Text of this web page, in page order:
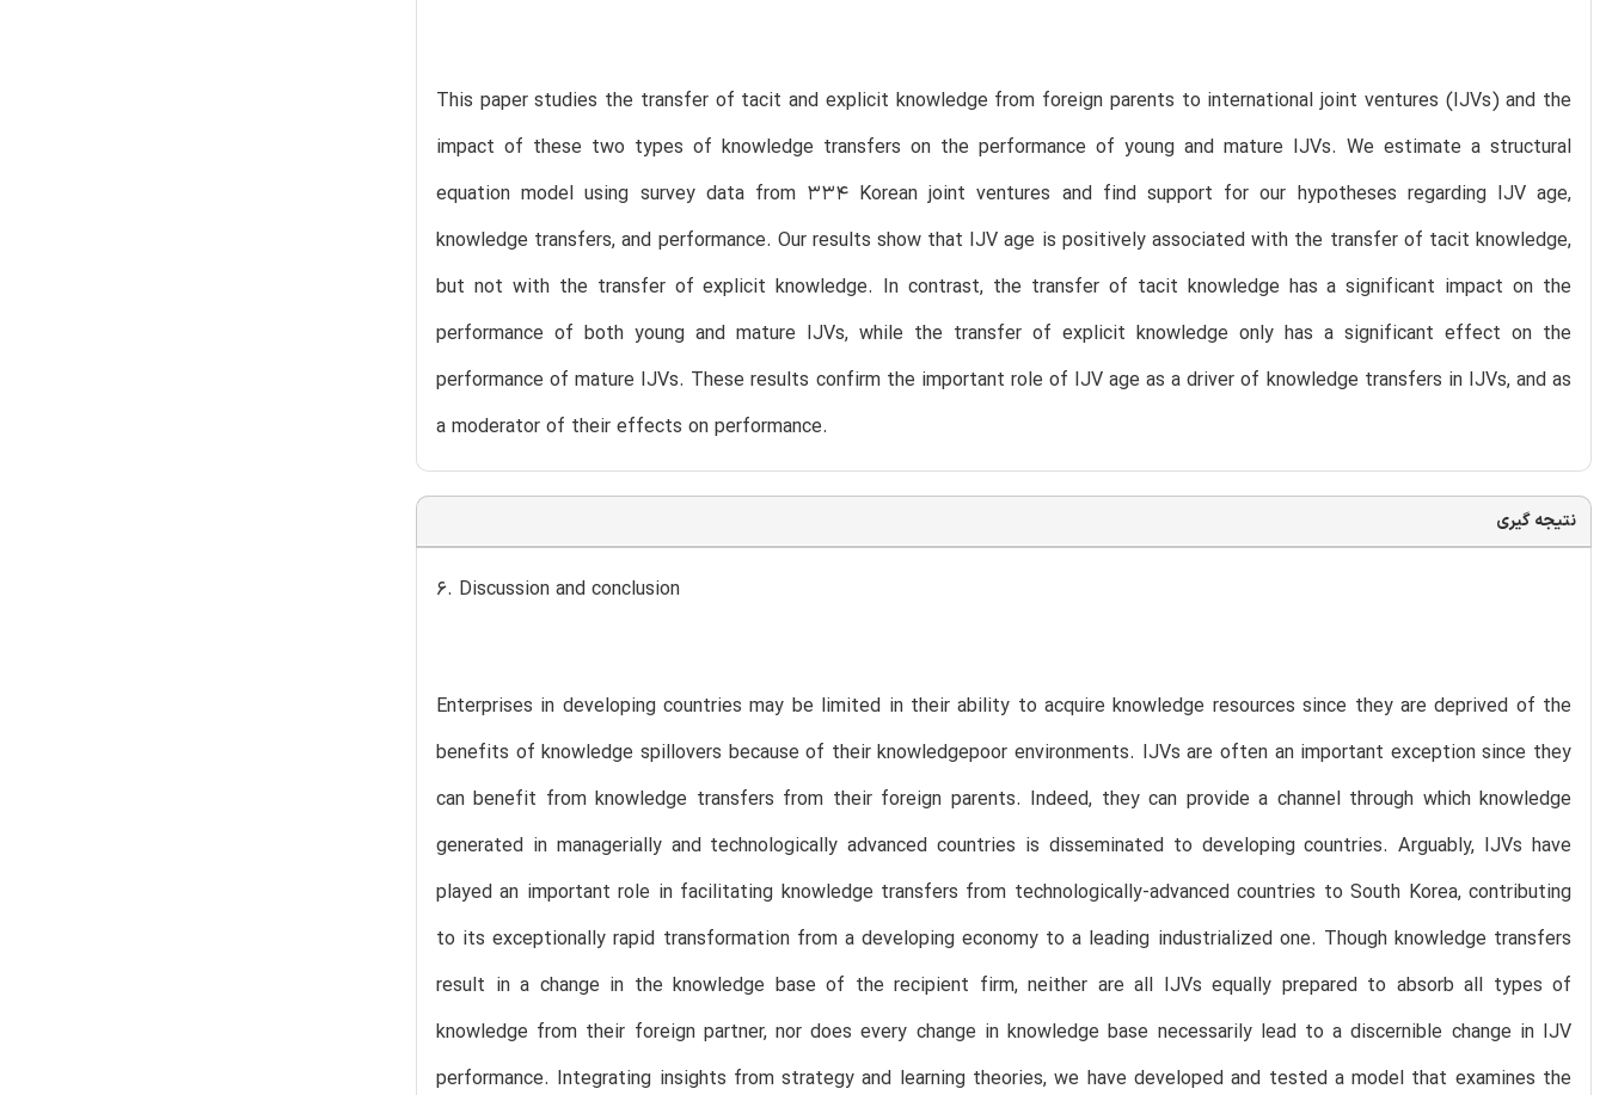
This paper studies the transfer of tacit and explicit knowledge from foreign parents to international joint ventures (IJVs) and the
impact of these two types of knowledge transfers on the performance of young and mature IJVs. We estimate a structural
equation model using survey data from 334 Korean joint ventures and find support for our hypotheses regarding IJV age,
knowledge transfers, and performance. Our results show that IJV age is positively associated with the transfer of tacit knowledge,
but not with the transfer of explicit knowledge. In contrast, the transfer of tacit knowledge has a significant impact on the
performance of both young and mature IJVs, while the transfer of explicit knowledge only has a significant effect on the
performance of mature IJVs. These results confirm the important role of IJV age as a driver of knowledge transfers in IJVs, and as
a moderator of their effects on performance.
نتیجه گیری
6. Discussion and conclusion
Enterprises in developing countries may be limited in their ability to acquire knowledge resources since they are deprived of the
benefits of knowledge spillovers because of their knowledgepoor environments. IJVs are often an important exception since they
can benefit from knowledge transfers from their foreign parents. Indeed, they can provide a channel through which knowledge
generated in managerially and technologically advanced countries is disseminated to developing countries. Arguably, IJVs have
played an important role in facilitating knowledge transfers from technologically-advanced countries to South Korea, contributing
to its exceptionally rapid transformation from a developing economy to a leading industrialized one. Though knowledge transfers
result in a change in the knowledge base of the recipient firm, neither are all IJVs equally prepared to absorb all types of
knowledge from their foreign partner, nor does every change in knowledge base necessarily lead to a discernible change in IJV
performance. Integrating insights from strategy and learning theories, we have developed and tested a model that examines the